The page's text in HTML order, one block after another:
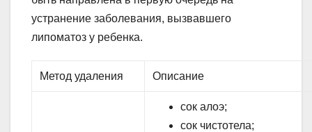
устранение заболевания, вызвавшего
липоматоз у ребенка.
Метод удаления Описание
сок алоэ;
сок чистотела;